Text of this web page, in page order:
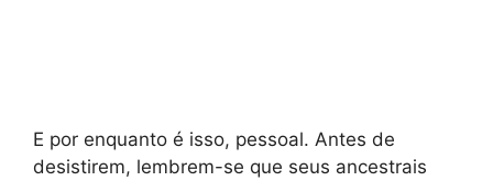
E por enquanto é isso, pessoal. Antes de
desistirem, lembrem-se que seus ancestrais